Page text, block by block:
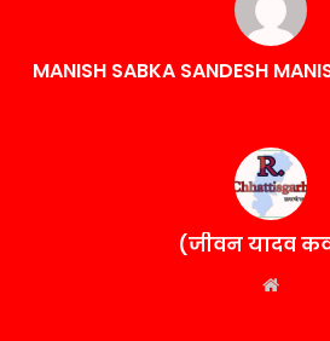
MANISH SABKA SANDESH
(जीवन यादव